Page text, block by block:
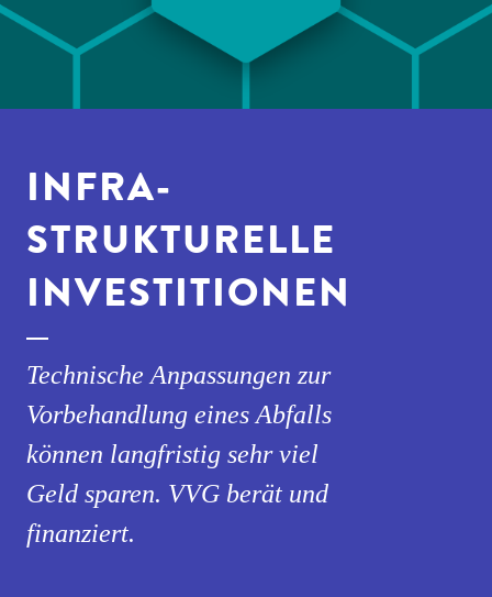
INFRA­
STRUKTURELLE
INVESTITIONEN
Technische Anpassungen zur
Vorbehandlung eines Abfalls
können langfristig sehr viel
Geld sparen. VVG berät und
finanziert.